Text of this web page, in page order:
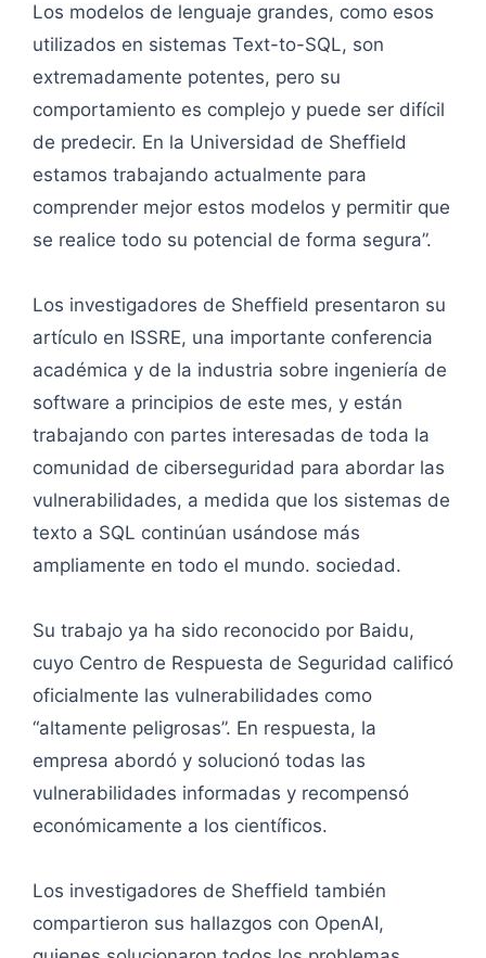
Los modelos de lenguaje grandes, como esos
utilizados en sistemas Text-to-SQL, son
extremadamente potentes, pero su
comportamiento es complejo y puede ser difícil
de predecir. En la Universidad de Sheffield
estamos trabajando actualmente para
comprender mejor estos modelos y permitir que
se realice todo su potencial de forma segura”.
Los investigadores de Sheffield presentaron su
artículo en ISSRE, una importante conferencia
académica y de la industria sobre ingeniería de
software a principios de este mes, y están
trabajando con partes interesadas de toda la
comunidad de ciberseguridad para abordar las
vulnerabilidades, a medida que los sistemas de
texto a SQL continúan usándose más
ampliamente en todo el mundo. sociedad.
Su trabajo ya ha sido reconocido por Baidu,
cuyo Centro de Respuesta de Seguridad calificó
oficialmente las vulnerabilidades como
“altamente peligrosas”. En respuesta, la
empresa abordó y solucionó todas las
vulnerabilidades informadas y recompensó
económicamente a los científicos.
Los investigadores de Sheffield también
compartieron sus hallazgos con OpenAI,